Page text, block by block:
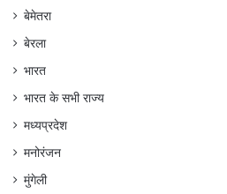
बेमेतरा
बेरला
भारत
भारत के सभी राज्य
मध्यप्रदेश
मनोरंजन
मुंगेली